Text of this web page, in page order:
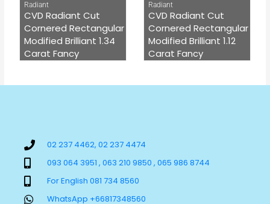
Radiant
CVD Radiant Cut
Cornered Rectangular
Modified Brilliant 1.34
Carat Fancy
Radiant
CVD Radiant Cut
Cornered Rectangular
Modified Brilliant 1.12
Carat Fancy
02 237 4462, 02 237 4474
093 064 3951 , 063 210 9850 , 065 986 8744
For English 081 734 8560
WhatsApp +66817348560